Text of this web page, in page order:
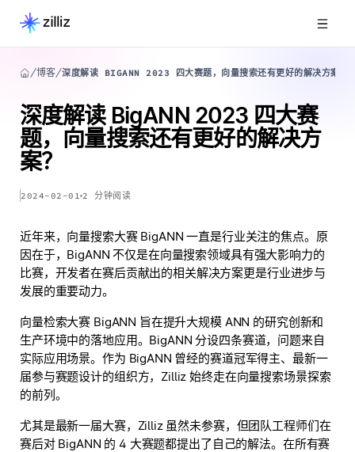
博客 深度解读 BIGANN 2023 四大赛题，向量搜索还有更好的解决方案？
深度解读 BigANN 2023 四大赛
题，向量搜索还有更好的解决方
案？
2024-02-01 2 分钟阅读
近年来，向量搜索大赛 BigANN 一直是行业关注的焦点。原
因在于，BigANN 不仅是在向量搜索领域具有强大影响力的
比赛，开发者在赛后贡献出的相关解决方案更是行业进步与
发展的重要动力。
向量检索大赛 BigANN 旨在提升大规模 ANN 的研究创新和
生产环境中的落地应用。BigANN 分设四条赛道，问题来自
实际应用场景。作为 BigANN 曾经的赛道冠军得主、最新一
届参与赛题设计的组织方，Zilliz 始终走在向量搜索场景探索
的前列。
尤其是最新一届大赛，Zilliz 虽然未参赛，但团队工程师们在
赛后对 BigANN 的 4 大赛题都提出了自己的解法。在所有赛